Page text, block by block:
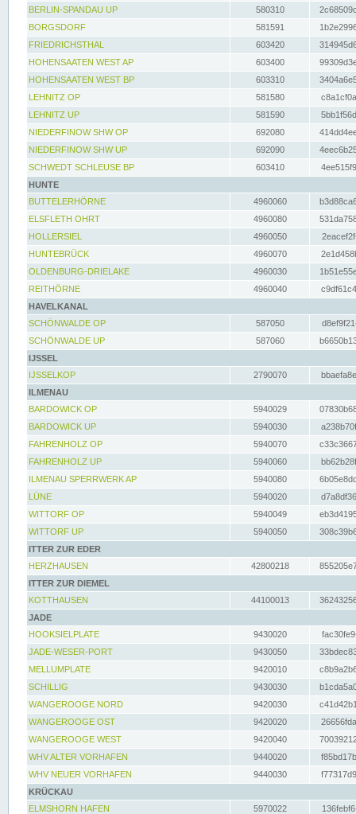
BERLIN-SPANDAU UP
580310
BORGSDORF
581591
FRIEDRICHSTHAL
603420
HOHENSAATEN WEST AP
603400
HOHENSAATEN WEST BP
603310
LEHNITZ OP
581580
LEHNITZ UP
581590
NIEDERFINOW SHW OP
692080
NIEDERFINOW SHW UP
692090
SCHWEDT SCHLEUSE BP
603410
HUNTE
BUTTELERHÖRNE
4960060
ELSFLETH OHRT
4960080
HOLLERSIEL
4960050
HUNTEBRÜCK
4960070
OLDENBURG-DRIELAKE
4960030
REITHÖRNE
4960040
HAVELKANAL
SCHÖNWALDE OP
587050
SCHÖNWALDE UP
587060
IJSSEL
IJSSELKOP
2790070
ILMENAU
BARDOWICK OP
5940029
BARDOWICK UP
5940030
FAHRENHOLZ OP
5940070
FAHRENHOLZ UP
5940060
ILMENAU SPERRWERK AP
5940080
LÜNE
5940020
WITTORF OP
5940049
WITTORF UP
5940050
ITTER ZUR EDER
HERZHAUSEN
42800218
ITTER ZUR DIEMEL
KOTTHAUSEN
44100013
JADE
HOOKSIELPLATE
9430020
JADE-WESER-PORT
9430050
MELLUMPLATE
9420010
SCHILLIG
9430030
WANGEROOGE NORD
9420030
WANGEROOGE OST
9420020
WANGEROOGE WEST
9420040
WHV ALTER VORHAFEN
9440020
WHV NEUER VORHAFEN
9440030
KRÜCKAU
ELMSHORN HAFEN
5970022